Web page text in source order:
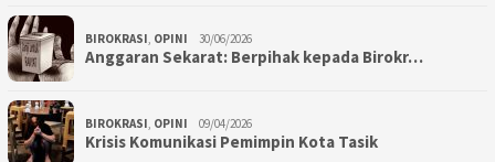
BIROKRASI OPINI 30/06/2026
Anggaran Sekarat: Berpihak kepada Birokr…
BIROKRASI OPINI 09/04/2026
Krisis Komunikasi Pemimpin Kota Tasik